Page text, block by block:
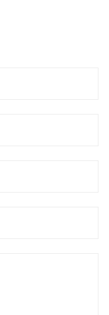
وقد تم
السيارات:
يتجزأ من
التشغيل